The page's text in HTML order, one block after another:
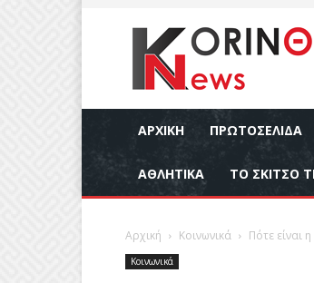
ΑΡΧΙΚΉ ΠΡΩΤΟΣΕΛΙΔΑ
ΑΘΛΗΤΙΚΆ ΤΟ ΣΚΙΤΣΟ
Αρχική Κοινωνικά Πότε είναι
Κοινωνικά